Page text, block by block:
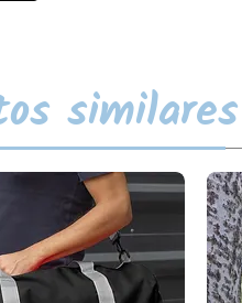
similares